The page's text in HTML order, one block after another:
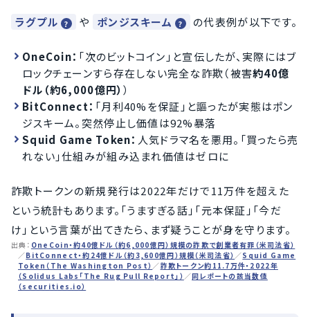
ラグプル や ポンジスキーム の代表例が以下です。
OneCoin： 「次のビットコイン」と宣伝したが、実際にはブ
ロックチェーンすら存在しない完全な詐欺（被害約40億
ドル（約6,000億円））
BitConnect： 「月利40%を保証」と謳ったが実態はポン
ジスキーム。突然停止し価値は92%暴落
Squid Game Token： 人気ドラマ名を悪用。「買ったら売
れない」仕組みが組み込まれ価値はゼロに
詐欺トークンの新規発行は2022年だけで11万件を超えた
という統計もあります。「うますぎる話」「元本保証」「今だ
け」という言葉が出てきたら、まず疑うことが身を守ります。
出典： OneCoin・約40億ドル（約6,000億円）規模の詐欺で創業者有罪（米司法省）
／BitConnect・約24億ドル（約3,600億円）規模（米司法省） ／Squid Game
Token（The Washington Post） ／詐欺トークン約11.7万件・2022年
（Solidus Labs「The Rug Pull Report」） ／同レポートの該当数値
（securities.io）